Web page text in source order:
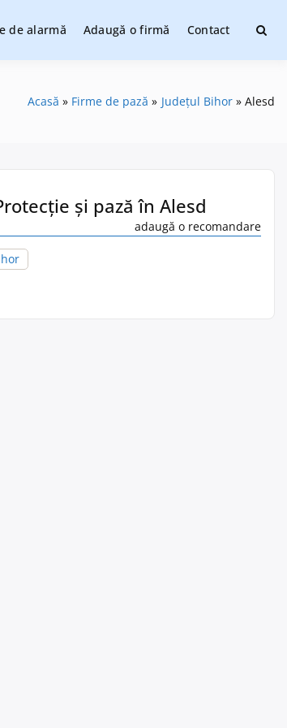
de alarmă Adaugă o firmă Contact
Acasă Firme de pază Județul Bihor Alesd
și pază în Alesd
adaugă o recomandare